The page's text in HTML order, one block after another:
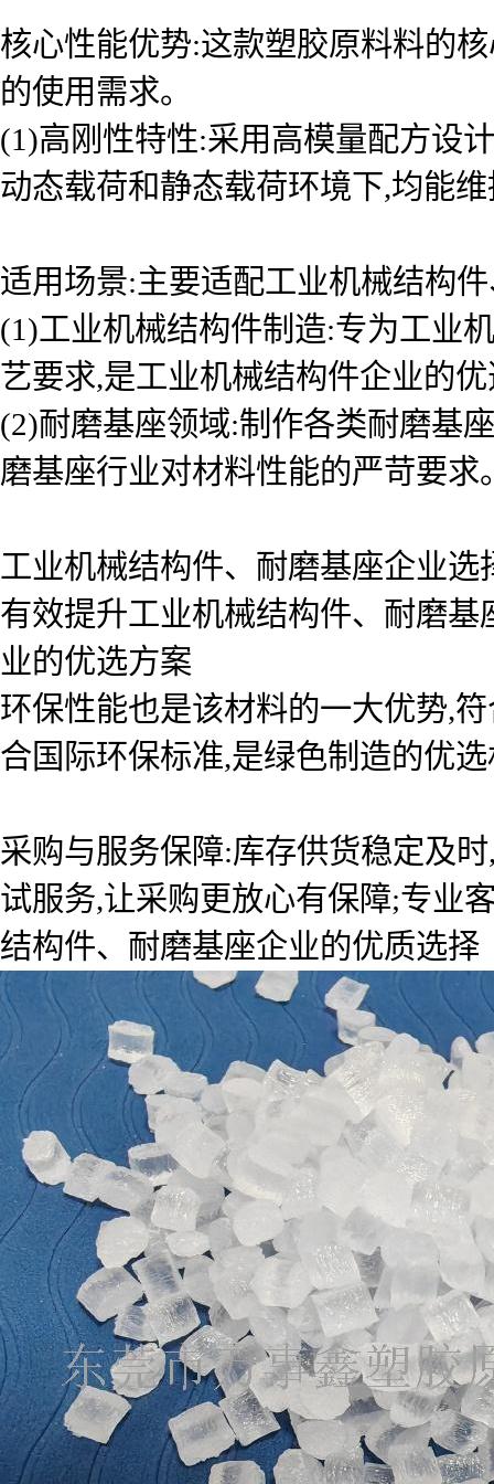
核心性能优势:这款塑胶原料料的
的使用需求。
(1)高刚性特性:采用高模量配方设
动态载荷和静态载荷环境下,均能
适用场景:主要适配工业机械结构
(1)工业机械结构件制造:专为工业
艺要求,是工业机械结构件企业的
(2)耐磨基座领域:制作各类耐磨基
磨基座行业对材料性能的严苛要
工业机械结构件、耐磨基座企业
有效提升工业机械结构件、耐磨
业的优选方案
环保性能也是该材料的一大优势,
合国际环保标准,是绿色制造的优
采购与服务保障:库存供货稳定及
试服务,让采购更放心有保障;专业
结构件、耐磨基座企业的优质选择